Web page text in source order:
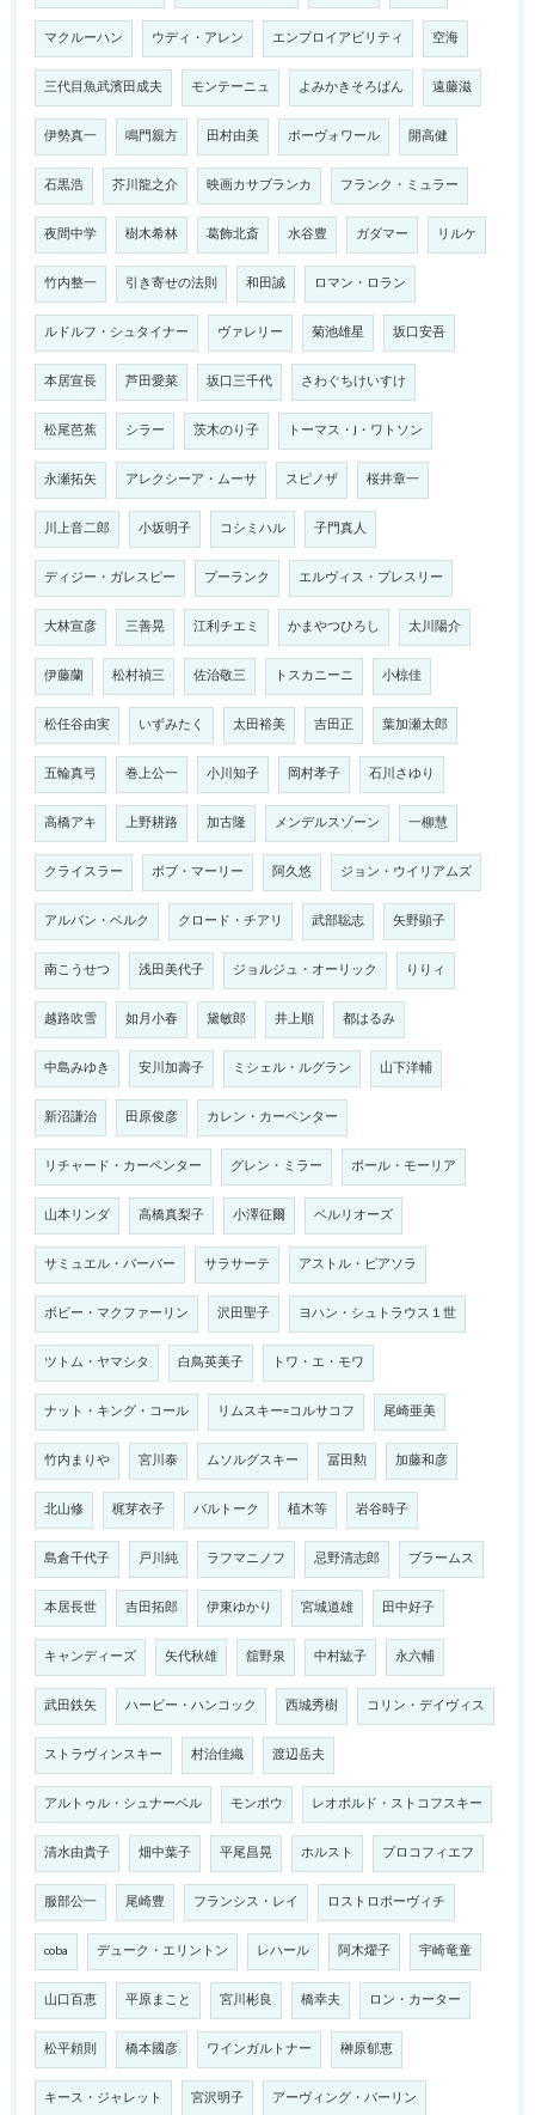
マクルーハン ウディ・アレン エンプロイアビリティ 空海
三代目魚武濱田成夫 モンテーニュ よみかきそろばん 遠藤滋
伊勢真一 鳴門親方 田村由美 ボーヴォワール 開高健
石黒浩 芥川龍之介 映画カサブランカ フランク・ミュラー
夜間中学 樹木希林 葛飾北斎 水谷豊 ガダマー リルケ
竹内整一 引き寄せの法則 和田誠 ロマン・ロラン
ルドルフ・シュタイナー ヴァレリー 菊池雄星 坂口安吾
本居宣長 芦田愛菜 坂口三千代 さわぐちけいすけ
松尾芭蕉 シラー 茨木のり子 トーマス・J・ワトソン
永瀬拓矢 アレクシーア・ムーサ スピノザ 桜井章一
川上音二郎 小坂明子 コシミハル 子門真人
ディジー・ガレスピー プーランク エルヴィス・プレスリー
大林宣彦 三善晃 江利チエミ かまやつひろし 太川陽介
伊藤蘭 松村禎三 佐治敬三 トスカニーニ 小椋佳
松任谷由実 いずみたく 太田裕美 吉田正 葉加瀬太郎
五輪真弓 巻上公一 小川知子 岡村孝子 石川さゆり
高橋アキ 上野耕路 加古隆 メンデルスゾーン 一柳慧
クライスラー ボブ・マーリー 阿久悠 ジョン・ウイリアムズ
アルバン・ベルク クロード・チアリ 武部聡志 矢野顕子
南こうせつ 浅田美代子 ジョルジュ・オーリック りりィ
越路吹雪 如月小春 黛敏郎 井上順 都はるみ
中島みゆき 安川加壽子 ミシェル・ルグラン 山下洋輔
新沼謙治 田原俊彦 カレン・カーペンター
リチャード・カーペンター グレン・ミラー ポール・モーリア
山本リンダ 高橋真梨子 小澤征爾 ベルリオーズ
サミュエル・バーバー サラサーテ アストル・ピアソラ
ボビー・マクファーリン 沢田聖子 ヨハン・シュトラウス１世
ツトム・ヤマシタ 白鳥英美子 トワ・エ・モワ
ナット・キング・コール リムスキー=コルサコフ 尾崎亜美
竹内まりや 宮川泰 ムソルグスキー 冨田勲 加藤和彦
北山修 梶芽衣子 バルトーク 植木等 岩谷時子
島倉千代子 戸川純 ラフマニノフ 忌野清志郎 ブラームス
本居長世 吉田拓郎 伊東ゆかり 宮城道雄 田中好子
キャンディーズ 矢代秋雄 舘野泉 中村紘子 永六輔
武田鉄矢 ハービー・ハンコック 西城秀樹 コリン・デイヴィス
ストラヴィンスキー 村治佳織 渡辺岳夫
アルトゥル・シュナーベル モンポウ レオポルド・ストコフスキー
清水由貴子 畑中葉子 平尾昌晃 ホルスト プロコフィエフ
服部公一 尾崎豊 フランシス・レイ ロストロポーヴィチ
coba デューク・エリントン レハール 阿木燿子 宇崎竜童
山口百恵 平原まこと 宮川彬良 橋幸夫 ロン・カーター
松平頼則 橋本國彦 ワインガルトナー 榊原郁恵
キース・ジャレット 宮沢明子 アーヴィング・バーリン